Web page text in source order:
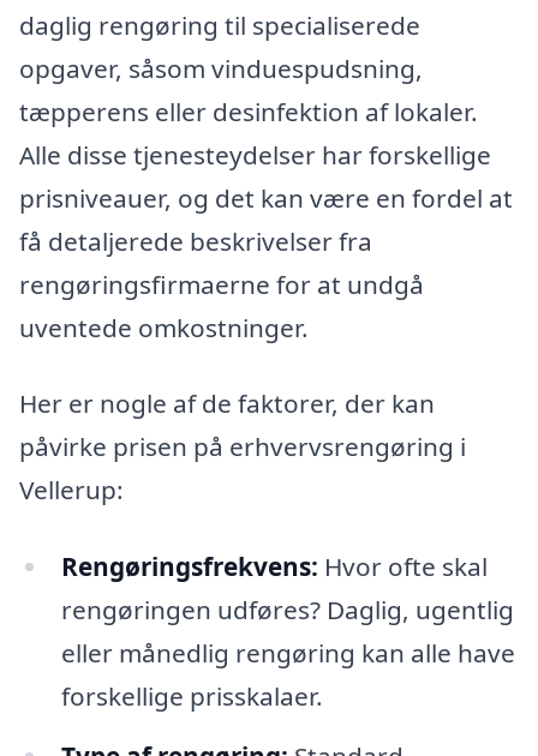
daglig rengøring til specialiserede
opgaver, såsom vinduespudsning,
tæpperens eller desinfektion af lokaler.
Alle disse tjenesteydelser har forskellige
prisniveauer, og det kan være en fordel at
få detaljerede beskrivelser fra
rengøringsfirmaerne for at undgå
uventede omkostninger.
Her er nogle af de faktorer, der kan
påvirke prisen på erhvervsrengøring i
Vellerup:
Rengøringsfrekvens: Hvor ofte skal
rengøringen udføres? Daglig, ugentlig
eller månedlig rengøring kan alle have
forskellige prisskalaer.